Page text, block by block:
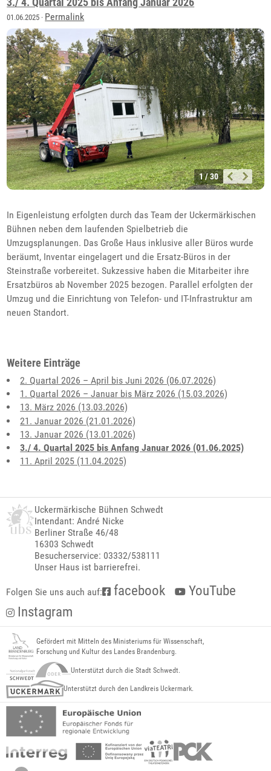
01.06.2025 · Permalink
1 / 30
In Eigenleistung erfolgten durch das Team der Uckermärkischen
Bühnen neben dem laufenden Spielbetrieb die
Umzugsplanungen. Das Große Haus inklusive aller Büros wurde
beräumt, Inventar eingelagert und die Ersatz-Büros in der
Steinstraße vorbereitet. Sukzessive haben die Mitarbeiter ihre
Ersatzbüros ab November 2025 bezogen. Parallel erfolgten der
Umzug und die Einrichtung von Telefon- und IT-Infrastruktur am
neuen Standort.
Weitere Einträge
2. Quartal 2026 – April bis Juni 2026 (06.07.2026)
1. Quartal 2026 – Januar bis März 2026 (15.03.2026)
13. März 2026 (13.03.2026)
21. Januar 2026 (21.01.2026)
13. Januar 2026 (13.01.2026)
3./ 4. Quartal 2025 bis Anfang Januar 2026 (01.06.2025)
11. April 2025 (11.04.2025)
Uckermärkische Bühnen Schwedt
Intendant: André Nicke
Berliner Straße 46/48
16303 Schwedt
Besucherservice: 03332/538111
Unser Haus ist barrierefrei.
Folgen Sie uns auch auf: facebook
YouTube
Instagram
Gefördert mit Mitteln des Ministeriums für Wissenschaft,
Forschung und Kultur des Landes Brandenburg.
Unterstützt durch die Stadt Schwedt.
Unterstützt durch den Landkreis Uckermark.